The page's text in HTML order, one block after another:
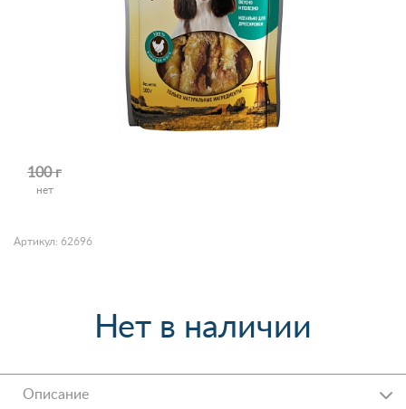
100 г
нет
Артикул: 62696
Нет в наличии
Описание